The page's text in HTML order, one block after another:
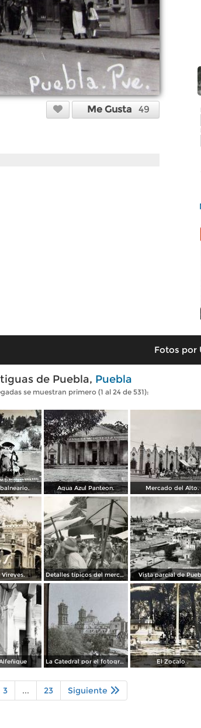
Me Gusta 49
Fotos por
de Puebla, Puebla
se muestran primero (1 al 24 de 531):
Agua Azul Panteon. Mercado del Alto.
Detalles típicos del mercado Vista parcial de
La Catedral por el fotografo William H. Rau. El Zocalo .
3 ... 23 Siguiente